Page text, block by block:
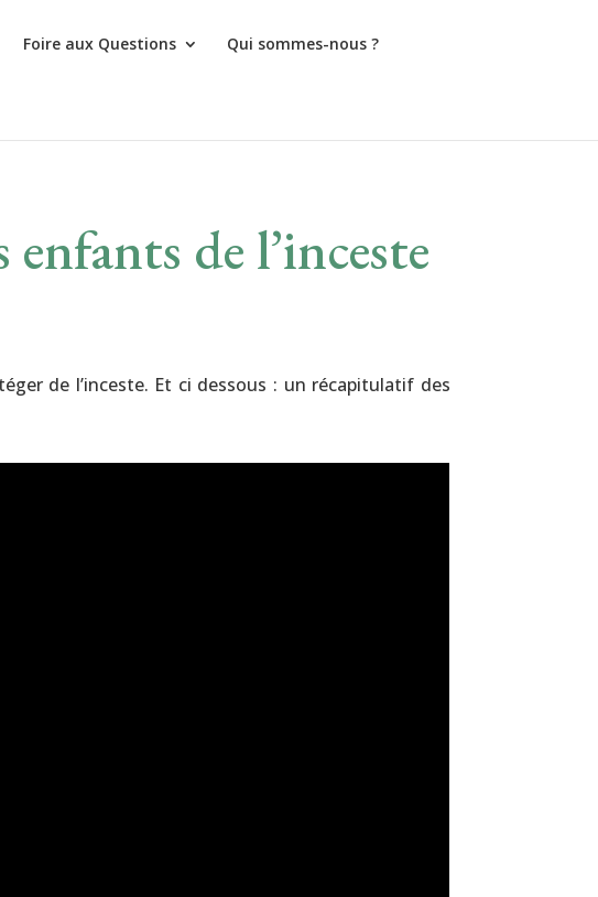
Foire aux Questions Qui sommes-nous ?
de l’inceste
de l’inceste. Et ci dessous : un récapitulatif des